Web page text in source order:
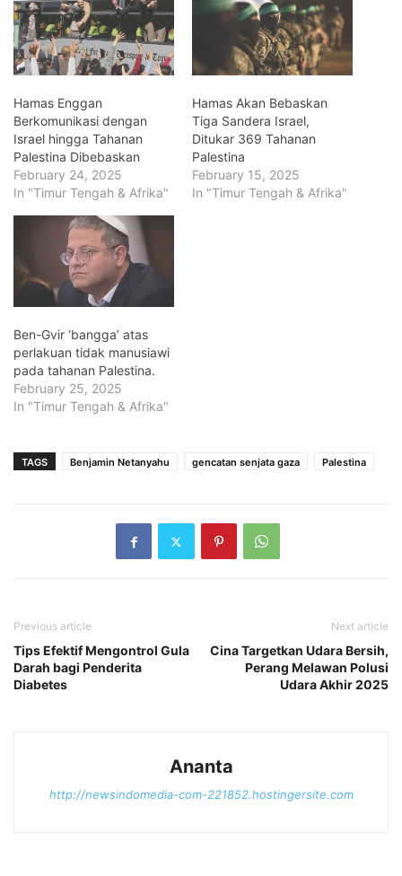
Hamas Enggan
Berkomunikasi dengan
Israel hingga Tahanan
Palestina Dibebaskan
February 24, 2025
In "Timur Tengah & Afrika"
Hamas Akan Bebaskan
Tiga Sandera Israel,
Ditukar 369 Tahanan
Palestina
February 15, 2025
In "Timur Tengah & Afrika"
Ben-Gvir ‘bangga’ atas
perlakuan tidak manusiawi
pada tahanan Palestina.
February 25, 2025
In "Timur Tengah & Afrika"
TAGS Benjamin Netanyahu gencatan senjata gaza Palestina
Previous article
Tips Efektif Mengontrol Gula
Darah bagi Penderita
Diabetes
Next article
Cina Targetkan Udara Bersih,
Perang Melawan Polusi
Udara Akhir 2025
Ananta
http://newsindomedia-com-221852.hostingersite.com